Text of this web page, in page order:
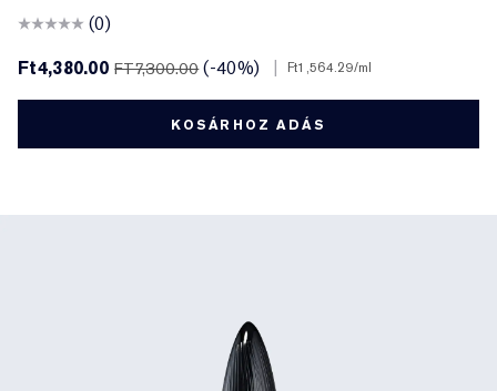
(0)
Ft4,380.00FT7,300.00 (-40%) Ft1,564.29/ml
KOSÁRHOZ ADÁS